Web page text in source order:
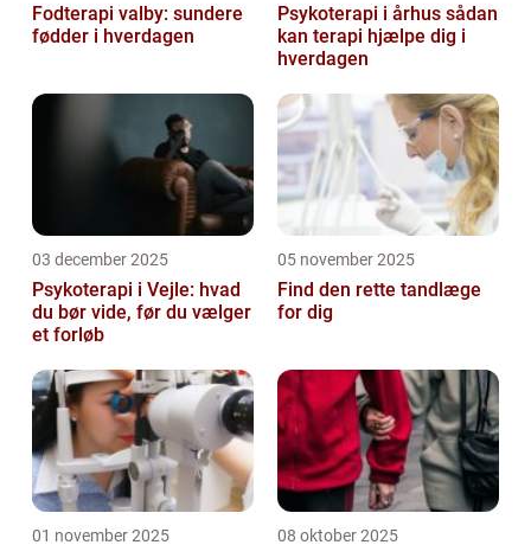
Fodterapi valby: sundere
fødder i hverdagen
Psykoterapi i århus sådan
kan terapi hjælpe dig i
hverdagen
03 december 2025
Psykoterapi i Vejle: hvad
du bør vide, før du vælger
et forløb
05 november 2025
Find den rette tandlæge
for dig
01 november 2025 08 oktober 2025